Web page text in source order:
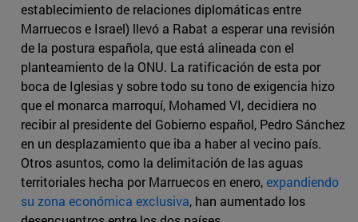
establecimiento de relaciones diplomáticas entre
Marruecos e Israel) llevó a Rabat a esperar una revisión
de la postura española, que está alineada con el
planteamiento de la ONU. La ratificación de esta por
boca de Iglesias y sobre todo su tono de exigencia hizo
que el monarca marroquí, Mohamed VI, decidiera no
recibir al presidente del Gobierno español, Pedro Sánchez
en un desplazamiento que iba a haber al vecino país.
Otros asuntos, como la delimitación de las aguas
territoriales hecha por Marruecos en enero,expandiendo
su zona económica exclusiva, han aumentado los